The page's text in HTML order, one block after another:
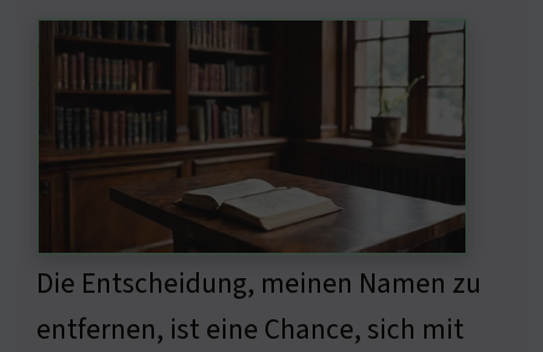
Die Entscheidung, meinen Namen zu
entfernen, ist eine Chance, sich mit